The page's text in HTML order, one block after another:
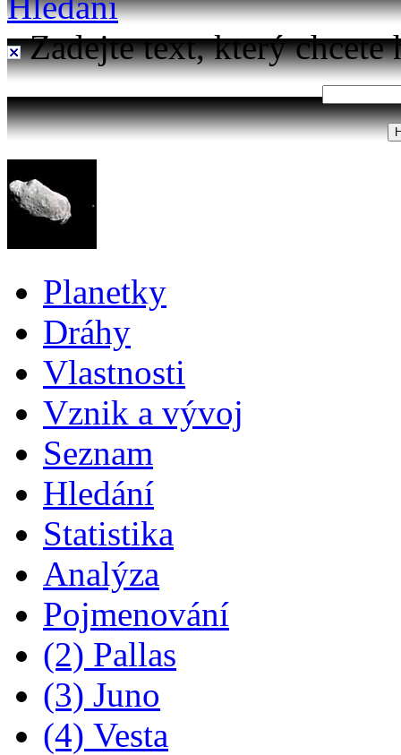
Zadejte text, který chcete
Planetky
Dráhy
Vlastnosti
Vznik a vývoj
Seznam
Hledání
Statistika
Analýza
Pojmenování
(2) Pallas
(3) Juno
(4) Vesta